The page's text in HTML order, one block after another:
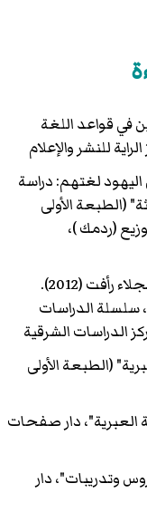
الثمين في قواعد اللغة
"كيف أغنى اليهود لغتهم: دراسة
(الطبعة الأولى
ردمك)،‏
شاذلي، جمال عبد السميع - سالم، نجلاء رأفت (2012).
سلسلة الدراسات
الدراسات الشرقية
"اللغة العبرية" (الطبعة الأولى
اللغة العبرية"، دار صفحات
دروس وتدريبات"، دار